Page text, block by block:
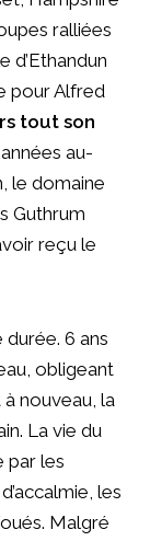
ralliées
d’Ethandun
pour Alfred
tout son
au-
le domaine
Guthrum
reçu le
6 ans
obligeant
nouveau, la
La vie du
par les
les
Malgré